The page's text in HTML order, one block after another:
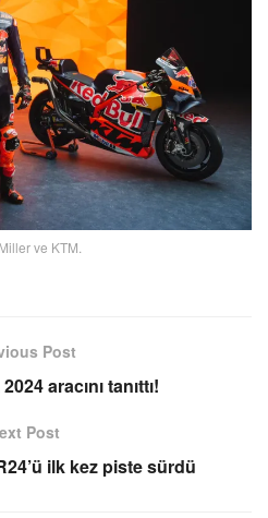
ve KTM.
Post
aracını tanıttı!
Post
ilk kez piste sürdü